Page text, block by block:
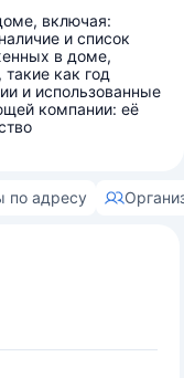
включая:
и список
в доме,
как год
и использованные
компании: её
по адресу